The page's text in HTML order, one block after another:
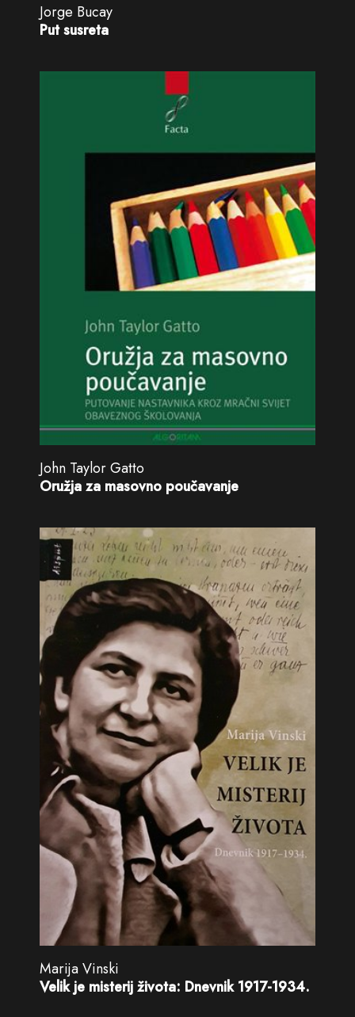
Jorge Bucay
Put susreta
John Taylor Gatto
Oružja za masovno poučavanje
Marija Vinski
Velik je misterij života: Dnevnik 1917-1934.